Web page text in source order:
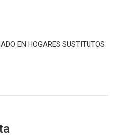
EN HOGARES SUSTITUTOS